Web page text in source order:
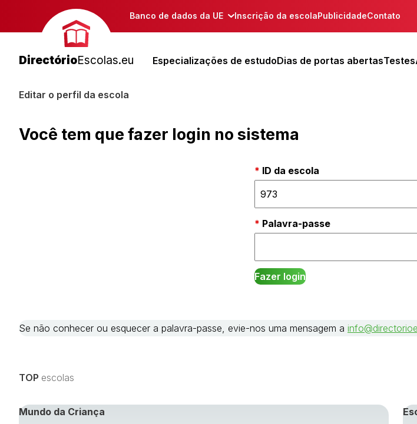
Banco de dados da UE Inscrição da escolaPublicidadeContato
DirectórioEscolas.eu Especializações de estudoDias de portas abertasTestes
Editar o perfil da escola
Você tem que fazer login no sistema
ID da escola
Palavra-passe
Se não conhecer ou esquecer a palavra-passe, evie-nos uma mensagem a
TOP escolas
Mundo da Criança